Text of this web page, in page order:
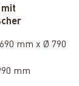
mit
mm x Ø 790
mm